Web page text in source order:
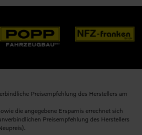
Preisempfehlung des Herstellers am
die angegebene Ersparnis errechnet sich
Preisempfehlung des Herstellers